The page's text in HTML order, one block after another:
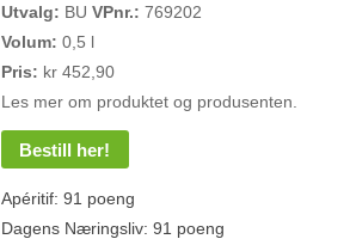
Utvalg: BU VPnr.: 769202
Volum: 0,5 l
Pris: kr 452,90
Les mer om produktet og produsenten.
Bestill her!
Apéritif: 91 poeng
Dagens Næringsliv: 91 poeng